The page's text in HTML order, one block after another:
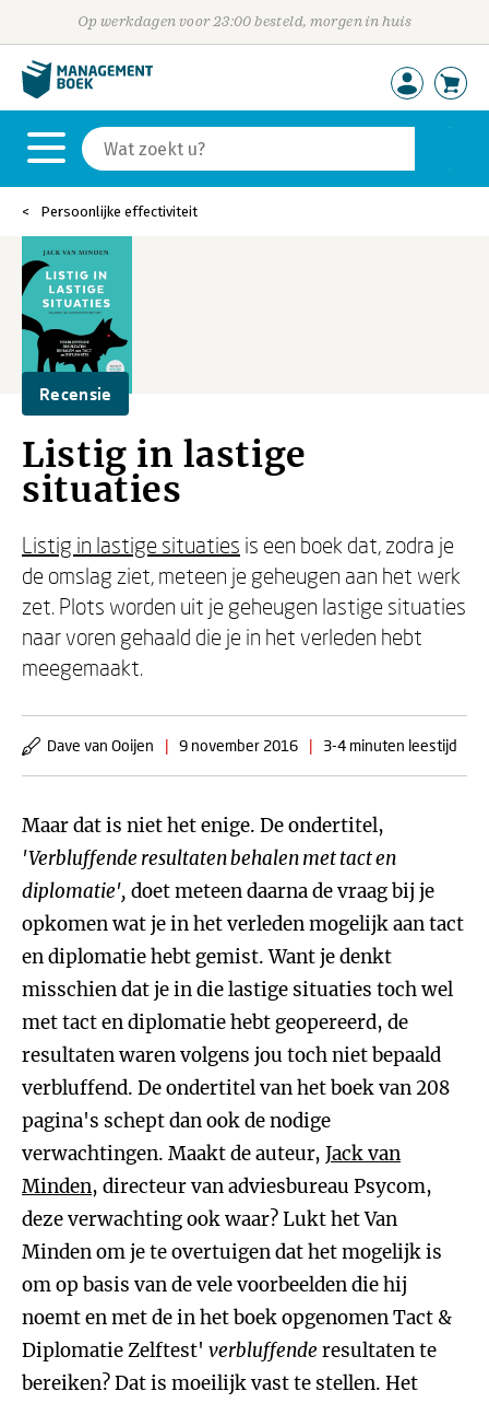
Op werkdagen voor 23:00 besteld, morgen in huis
Persoonlijke effectiviteit
Recensie
Listig in lastige
situaties
Listig in lastige situaties is een boek dat, zodra je
de omslag ziet, meteen je geheugen aan het werk
zet. Plots worden uit je geheugen lastige situaties
naar voren gehaald die je in het verleden hebt
meegemaakt.
Dave van Ooijen | 9 november 2016 | 3-4 minuten leestijd
Maar dat is niet het enige. De ondertitel,
'Verbluffende resultaten behalen met tact en
diplomatie', doet meteen daarna de vraag bij je
opkomen wat je in het verleden mogelijk aan tact
en diplomatie hebt gemist. Want je denkt
misschien dat je in die lastige situaties toch wel
met tact en diplomatie hebt geopereerd, de
resultaten waren volgens jou toch niet bepaald
verbluffend. De ondertitel van het boek van 208
pagina's schept dan ook de nodige
verwachtingen. Maakt de auteur, Jack van
Minden, directeur van adviesbureau Psycom,
deze verwachting ook waar? Lukt het Van
Minden om je te overtuigen dat het mogelijk is
om op basis van de vele voorbeelden die hij
noemt en met de in het boek opgenomen Tact &
Diplomatie Zelftest' verbluffende resultaten te
bereiken? Dat is moeilijk vast te stellen. Het